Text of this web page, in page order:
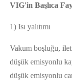
VIG'in Başlıca
1) Isı yalıtımı
Vakum boşluğu,
düşük emisyonlu
düşük emisyonlu